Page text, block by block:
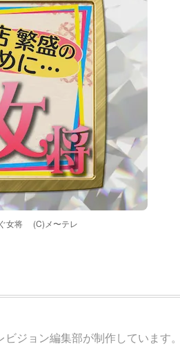
女将 (C)メ〜テレ
ジョン編集部が制作しています。